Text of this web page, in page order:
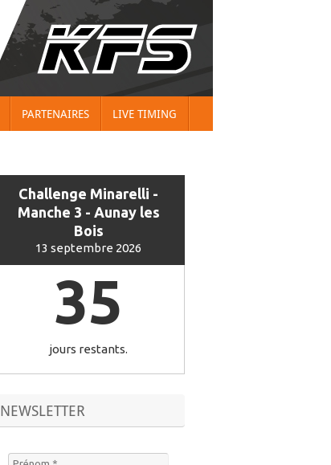
PARTENAIRES LIVE TIMING
Challenge Minarelli -
Manche 3 - Aunay les
Bois
13 septembre 2026
35
jours restants.
NEWSLETTER